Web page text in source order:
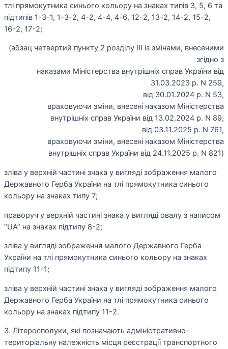
тлі прямокутника синього кольору на знаках типів 3, 5, 6 та
підтипів 1-3-1, 1-3-2, 4-2, 4-4, 4-6, 12-2, 13-2, 14-2, 15-2,
16-2, 17-2;
(абзац четвертий пункту 2 розділу III із змінами, внесеними
згідно з
наказами Міністерства внутрішніх справ України від
31.03.2023 р. N 259,
від 30.01.2024 р. N 53,
враховуючи зміни, внесені наказом Міністерства
внутрішніх справ України від 13.02.2024 р. N 89,
від 03.11.2025 р. N 761,
враховуючи зміни, внесені наказом Міністерства
внутрішніх справ України від 24.11.2025 р. N 821)
зліва у верхній частині знака у вигляді зображення малого
Державного Герба України на тлі прямокутника синього
кольору на знаках типу 7;
праворуч у верхній частині знака у вигляді овалу з написом
“UA” на знаках підтипу 8-2;
зліва у вигляді зображення малого Державного Герба
України на тлі прямокутника синього кольору на знаках
підтипу 11-1;
зліва у верхній частині знака у вигляді зображення малого
Державного Герба України на тлі прямокутника синього
кольору на знаках підтипу 11-2.
3. Літеросполуки, які позначають адміністративно-
територіальну належність місця реєстрації транспортного